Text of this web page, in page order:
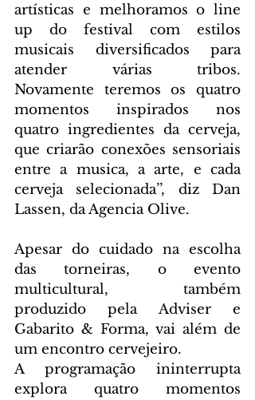
artísticas e melhoramos o line
up do festival com estilos
musicais diversificados para
atender várias tribos.
Novamente teremos os quatro
momentos inspirados nos
quatro ingredientes da cerveja,
que criarão conexões sensoriais
entre a musica, a arte, e cada
cerveja selecionada’’, diz Dan
Lassen, da Agencia Olive.
Apesar do cuidado na escolha
das torneiras, o evento
multicultural, também
produzido pela Adviser e
Gabarito & Forma, vai além de
um encontro cervejeiro.
A programação ininterrupta
explora quatro momentos